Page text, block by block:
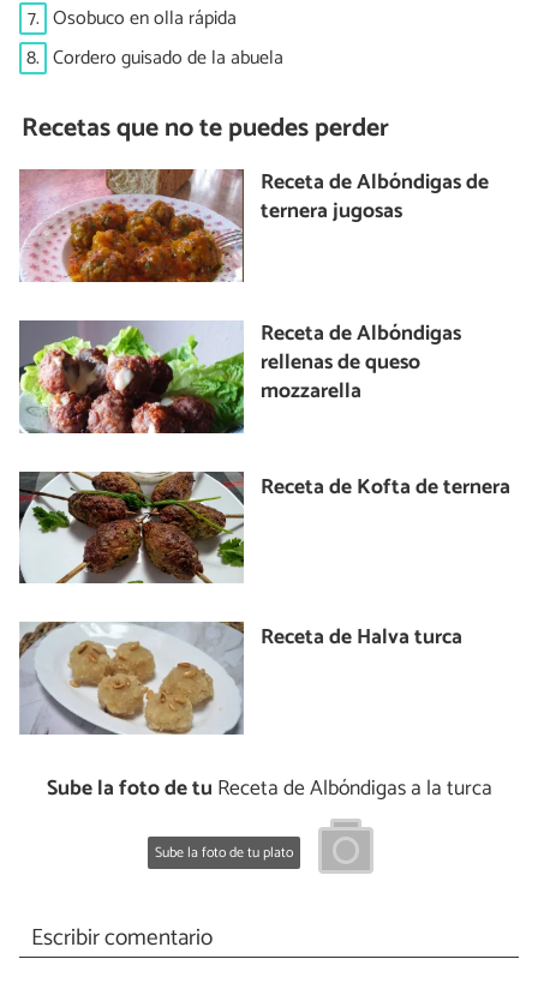
7. Osobuco en olla rápida
8. Cordero guisado de la abuela
Recetas que no te puedes perder
Receta de Albóndigas de
ternera jugosas
Receta de Albóndigas
rellenas de queso
mozzarella
Receta de Kofta de ternera
Receta de Halva turca
Sube la foto de tu Receta de Albóndigas a la turca
Sube la foto de tu plato
Escribir comentario